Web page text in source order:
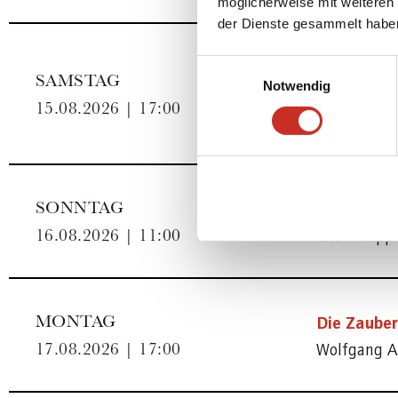
der Dienste gesammelt
Notwendig
SAMSTAG
15.08.2026 | 17:00
Die
Wolfgang
SONNTAG
16.08.2026 | 11:00
MONTAG
17.08.2026 | 17:00
Die
Wolfgang